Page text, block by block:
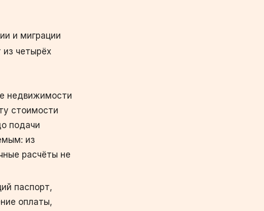
и миграции
из четырёх
недвижимости
стоимости
подачи
из
расчёты не
паспорт,
оплаты,